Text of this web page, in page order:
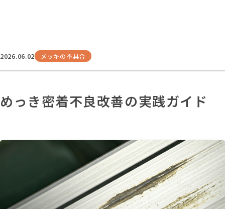
2026.06.02 メッキの不具合
めっき密着不良改善の実践ガイド